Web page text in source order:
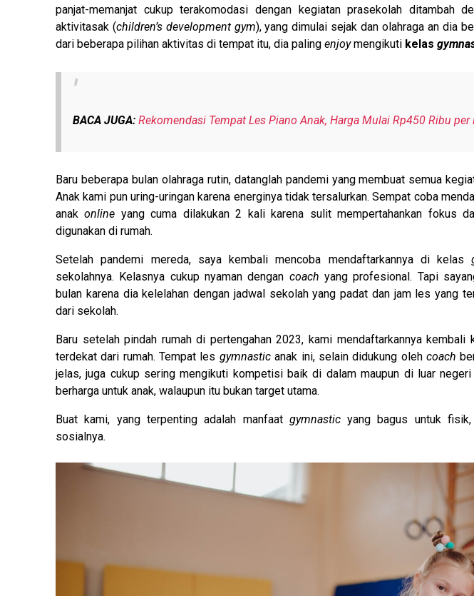
panjat-memanjat cukup terakomodasi dengan kegiatan prasekolah ditambah
aktivitasak (children’s development gym), yang dimulai sejak dan olahraga an dia
dari beberapa pilihan aktivitas di tempat itu, dia paling enjoymengikuti kelas
BACA JUGA: Rekomendasi Tempat Les Piano Anak, Harga Mulai Rp450 Ribu per
Baru beberapa bulan olahraga rutin, datanglah pandemi yang membuat semua
Anak kami pun uring-uringan karena energinya tidak tersalurkan. Sempat coba
anakonline yang cuma dilakukan 2 kali karena sulit mempertahankan fokus
digunakan di rumah.
Setelah pandemi mereda, saya kembali mencoba mendaftarkannya di kelas
sekolahnya. Kelasnya cukup nyaman dengan coach yang profesional. Tapi
bulan karena dia kelelahan dengan jadwal sekolah yang padat dan jam les yang
dari sekolah.
Baru setelah pindah rumah di pertengahan 2023, kami mendaftarkannya
terdekat dari rumah. Tempat les gymnasticanak ini, selain didukung oleh coach
jelas, juga cukup sering mengikuti kompetisi baik di dalam maupun di luar
berharga untuk anak, walaupun itu bukan target utama.
Buat kami, yang terpenting adalah manfaat gymnasticyang bagus untuk fisik,
sosialnya.